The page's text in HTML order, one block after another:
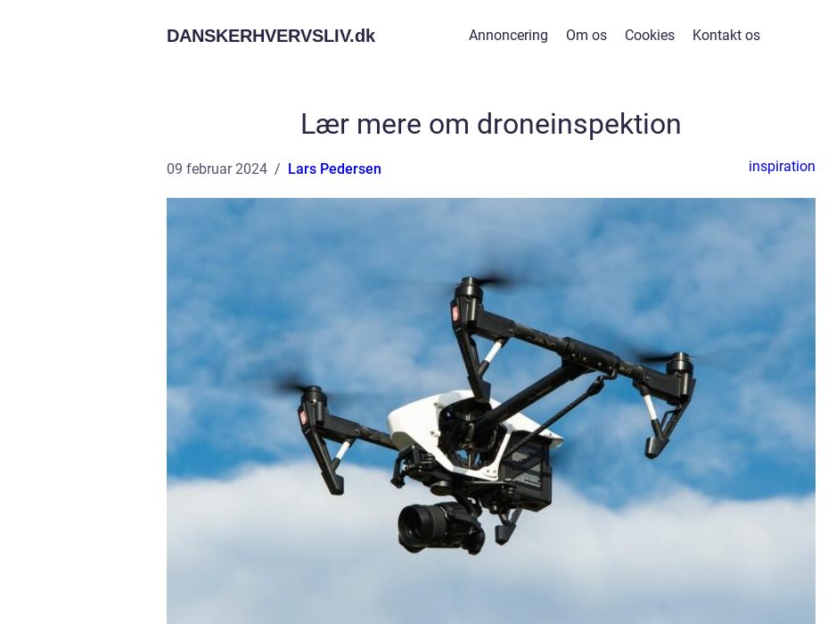
DANSKERHVERVSLIV.dk Annoncering Om os Cookies Kontakt os
Lær mere om droneinspektion
09 februar 2024 Lars Pedersen inspiration